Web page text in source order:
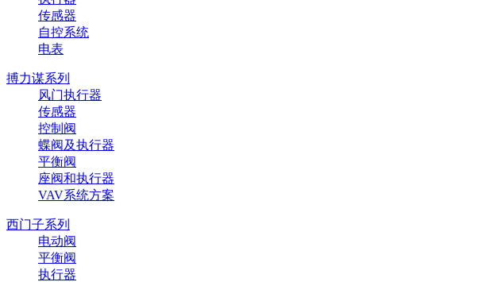
传感器
自控系统
电表
搏力谋系列
风门执行器
传感器
控制阀
蝶阀及执行器
平衡阀
座阀和执行器
VAV系统方案
西门子系列
电动阀
平衡阀
执行器